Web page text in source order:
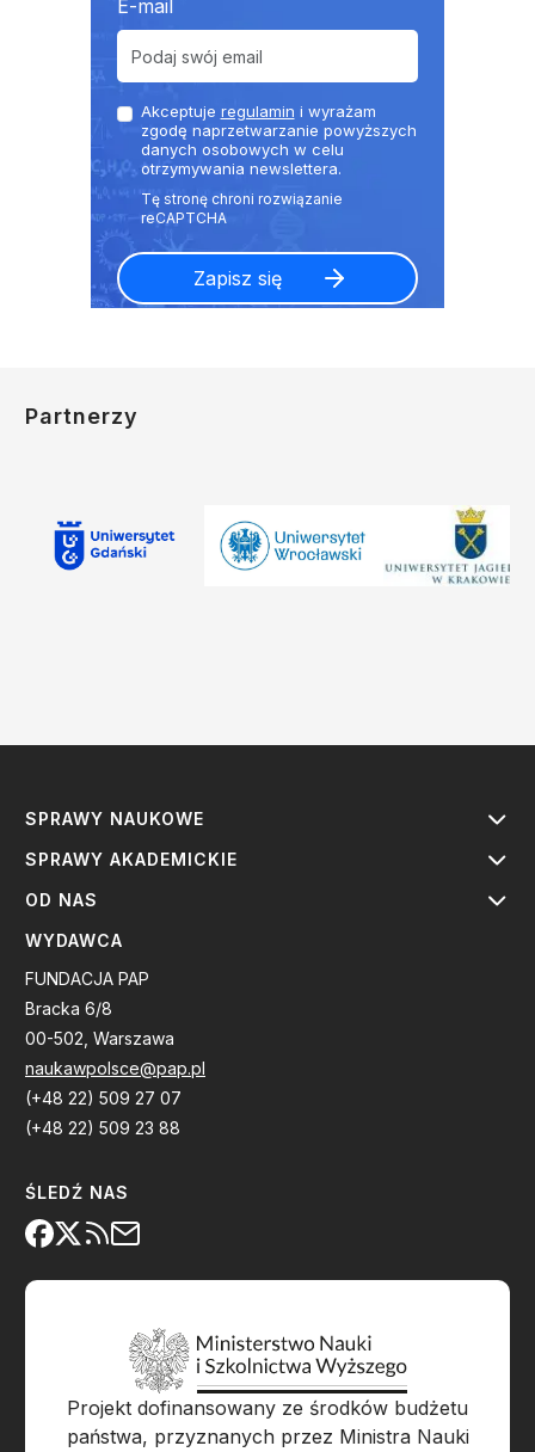
E-mail
Akceptuje regulamin i wyrażam
zgodę naprzetwarzanie powyższych
danych osobowych w celu
otrzymywania newslettera.
Partnerzy
SPRAWY NAUKOWE
SPRAWY AKADEMICKIE
OD NAS
WYDAWCA
FUNDACJA PAP
Bracka 6/8
00-502, Warszawa
naukawpolsce@pap.pl
(+48 22) 509 27 07
(+48 22) 509 23 88
ŚLEDŹ NAS
Projekt dofinansowany ze środków budżetu
państwa, przyznanych przez Ministra Nauki